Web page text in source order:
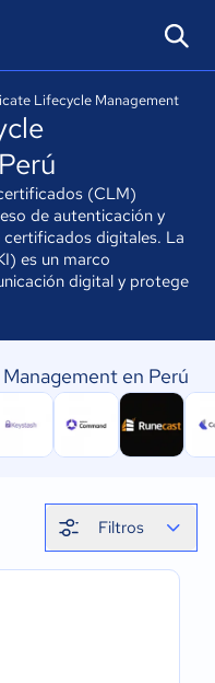
Lifecycle Management
(CLM)
de autenticación y
digitales. La
es un marco
digital y protege
en Perú
Filtros